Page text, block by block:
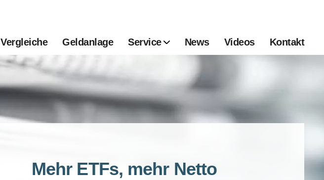
Vergleiche Geldanlage Service News Videos Kontakt
Mehr ETFs, mehr Netto